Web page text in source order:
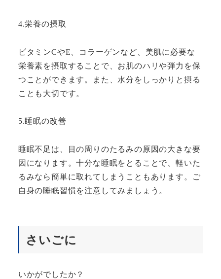
4.栄養の摂取
ビタミンCやE、コラーゲンなど、美肌に必要な
栄養素を摂取することで、お肌のハリや弾力を保
つことができます。また、水分をしっかりと摂る
ことも大切です。
5.睡眠の改善
睡眠不足は、目の周りのたるみの原因の大きな要
因になります。十分な睡眠をとることで、軽いた
るみなら簡単に取れてしまうこともあります。ご
自身の睡眠習慣を注意してみましょう。
さいごに
いかがでしたか？